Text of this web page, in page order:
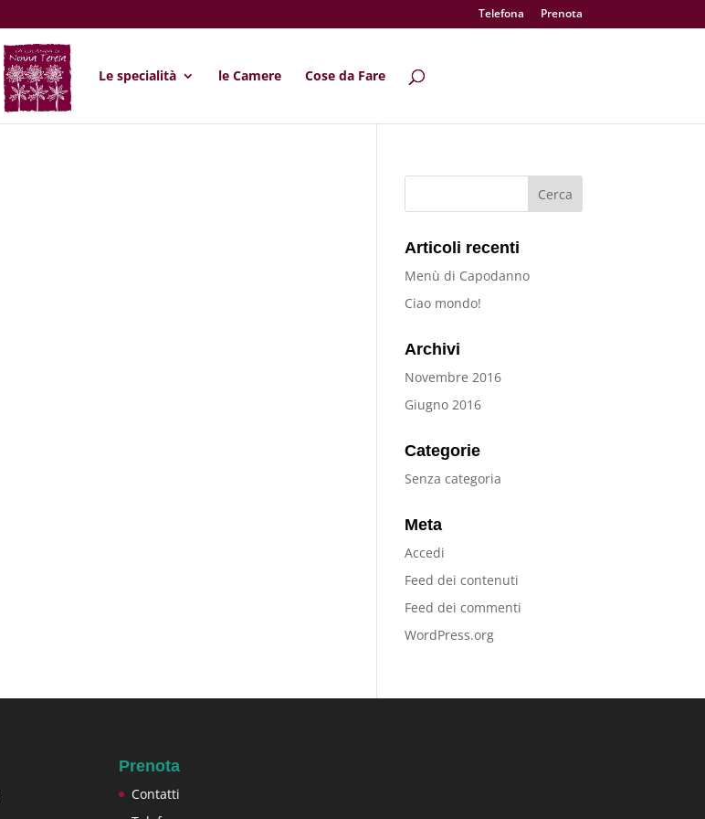
Telefona Prenota
Le specialità le Camere Cose da Fare
Articoli recenti
Menù di Capodanno
Ciao mondo!
Archivi
Novembre 2016
Giugno 2016
Categorie
Senza categoria
Meta
Accedi
Feed dei contenuti
Feed dei commenti
WordPress.org
Prenota
Contatti